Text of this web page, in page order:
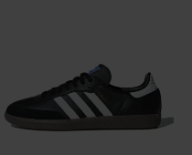
YEEZY 700
YEEZY SLIDES